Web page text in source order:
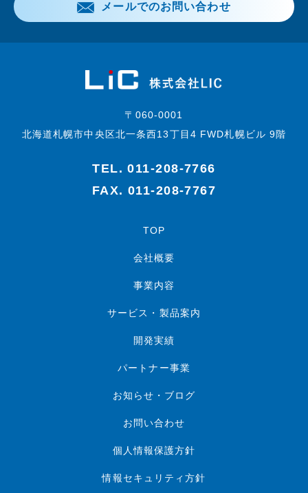
メールでのお問い合わせ
〒060-0001
北海道札幌市中央区北一条西13丁目4 FWD札幌ビル 9階
TEL.011-208-7766
FAX. 011-208-7767
TOP
会社概要
事業内容
サービス・製品案内
開発実績
パートナー事業
お知らせ・ブログ
お問い合わせ
個人情報保護方針
情報セキュリティ方針